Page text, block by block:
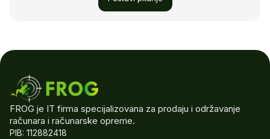
FROG je IT firma specijalizovana za prodaju i održavanje
računara i računarske opreme.
PIB: 112882418